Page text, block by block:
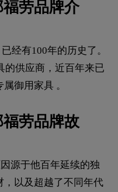
劳品牌介
经有100年的历史了。
的供应商，近百年来已
御用家具 。
劳品牌故
源于他百年延续的独
以及超越了不同年代